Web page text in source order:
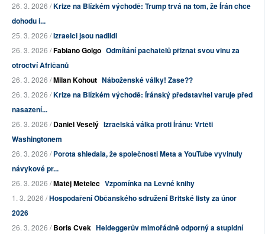
26. 3. 2026 /Krize na Blízkém východě: Trump trvá na tom, že Írán chce
dohodu i...
25. 3. 2026 /Izraelci jsou nadlidi
26. 3. 2026 /Fabiano Golgo Odmítání pachatelů přiznat svou vinu za
otroctví Afričanů
26. 3. 2026 /Milan Kohout Náboženské války! Zase??
26. 3. 2026 /Krize na Blízkém východě: Íránský představitel varuje před
nasazení...
26. 3. 2026 /Daniel Veselý Izraelská válka proti Íránu: Vrtěti
Washingtonem
26. 3. 2026 /Porota shledala, že společnosti Meta a YouTube vyvinuly
návykové pr...
26. 3. 2026 /Matěj Metelec Vzpomínka na Levné knihy
1. 3. 2026 /Hospodaření Občanského sdružení Britské listy za únor
2026
26. 3. 2026 /Boris Cvek Heideggerův mimořádně odporný a stupidní